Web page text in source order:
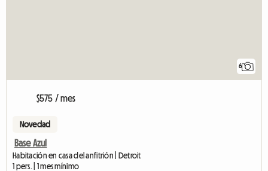
6
$575 / mes
Novedad
Base Azul
Habitación en casa del anfitrión | Detroit
1 pers. | 1 mes mínimo